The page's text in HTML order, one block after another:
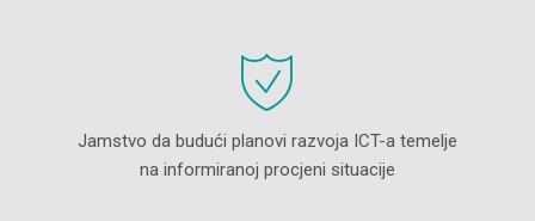
Jamstvo da budući planovi razvoja ICT-a temelje
na informiranoj procjeni situacije